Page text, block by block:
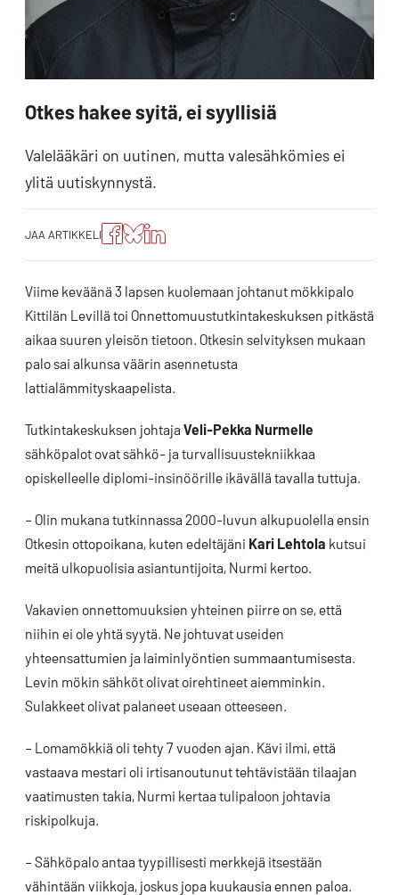
Otkes hakee syitä, ei syyllisiä
Valelääkäri on uutinen, mutta valesähkömies ei
ylitä uutiskynnystä.
JAA ARTIKKELI
Jaa
artikkeli
Facebookissa
Jaa
artikkeli
Blueskyssa
Jako:
Jaa
artikkeli
Viime keväänä 3 lapsen kuolemaan johtanut mökkipalo
Kittilän Levillä toi Onnettomuustutkintakeskuksen pitkästä
aikaa suuren yleisön tietoon. Otkesin selvityksen mukaan
palo sai alkunsa väärin asennetusta
lattialämmityskaapelista.
Tutkintakeskuksen johtaja Veli-Pekka Nurmelle
sähköpalot ovat sähkö- ja turvallisuustekniikkaa
opiskelleelle diplomi-insinöörille ikävällä tavalla tuttuja.
– Olin mukana tutkinnassa 2000-luvun alkupuolella ensin
Otkesin ottopoikana, kuten edeltäjäni Kari Lehtola kutsui
meitä ulkopuolisia asiantuntijoita, Nurmi kertoo.
Vakavien onnettomuuksien yhteinen piirre on se, että
niihin ei ole yhtä syytä. Ne johtuvat useiden
yhteensattumien ja laiminlyöntien summaantumisesta.
Levin mökin sähköt olivat oirehtineet aiemminkin.
Sulakkeet olivat palaneet useaan otteeseen.
– Lomamökkiä oli tehty 7 vuoden ajan. Kävi ilmi, että
vastaava mestari oli irtisanoutunut tehtävistään tilaajan
vaatimusten takia, Nurmi kertaa tulipaloon johtavia
riskipolkuja.
– Sähköpalo antaa tyypillisesti merkkejä itsestään
vähintään viikkoja, joskus jopa kuukausia ennen paloa.